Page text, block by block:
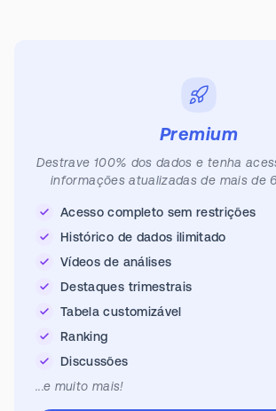
Premium
Destrave 100% dos dados e tenha
informações atualizadas de mais de
Acesso completo sem restrições
Histórico de dados ilimitado
Vídeos de análises
Destaques trimestrais
Tabela customizável
Ranking
Discussões
...e muito mais!